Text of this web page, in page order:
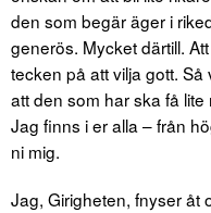
den som begär äger i
generös. Mycket därtill.
tecken på att vilja gott.
att den som har ska få lite
Jag finns i er alla – från
ni mig.
Jag, Girigheten, fnyser åt